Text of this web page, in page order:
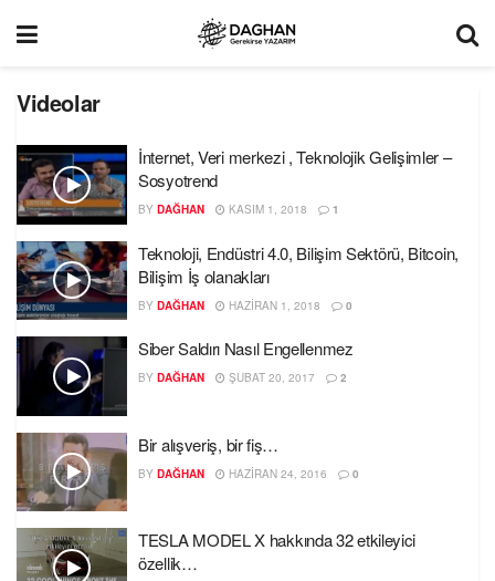
Videolar
İnternet, Veri merkezi , Teknolojik Gelişimler –
Sosyotrend
BY DAĞHAN KASIM 1, 2018 1
Teknoloji, Endüstri 4.0, Bilişim Sektörü, Bitcoin,
Bilişim İş olanakları
BY DAĞHAN HAZIRAN 1, 2018 0
Siber Saldırı Nasıl Engellenmez
BY DAĞHAN ŞUBAT 20, 2017 2
Bir alışveriş, bir fiş…
BY DAĞHAN HAZIRAN 24, 2016 0
TESLA MODEL X hakkında 32 etkileyici
özellik…